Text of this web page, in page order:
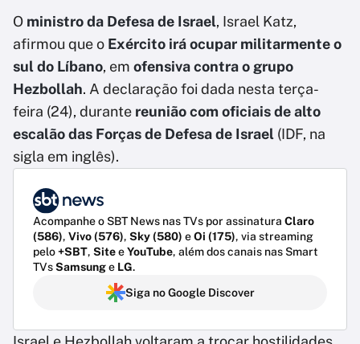
O ministro da Defesa de Israel, Israel Katz,
afirmou que o Exército irá ocupar militarmente o
sul do Líbano, em ofensiva contra o grupo
Hezbollah. A declaração foi dada nesta terça-
feira (24), durante reunião com oficiais de alto
escalão das Forças de Defesa de Israel (IDF, na
sigla em inglês).
Acompanhe o SBT News nas TVs por assinatura Claro
(586), Vivo (576), Sky (580) eOi (175), via streaming
pelo+SBT, SiteeYouTube, além dos canais nas Smart
TVsSamsunge LG.
Siga no Google Discover